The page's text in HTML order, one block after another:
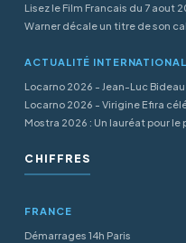
Lisez le Film Francais du 7 aout
Warner décale un titre de son
ACTUALITÉ
Locarno 2026 - Jean-Luc
Locarno 2026 - Virigine Efira
Mostra 2026 : Un lauréat pour
CHIFFRES
FRANCE
Démarrages 14h Paris